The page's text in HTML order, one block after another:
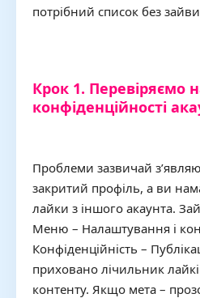
потрібний список без
Крок 1. Перевіряємо
конфіденційності
Проблеми зазвичай
закритий профіль, а ви
лайки з іншого акаунта.
Меню – Налаштування і
Конфіденційність –
приховано лічильник
контенту. Якщо мета –